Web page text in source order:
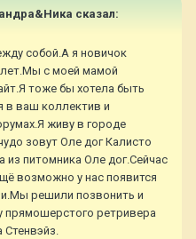
сказал:
собой.А я новичок
с моей мамой
тоже бы хотела быть
в ваш коллектив и
живу в городе
зовут Оле дог Калисто
питомника Оле дог.Сейчас
возможно у нас появится
решили позвонить и
прямошерстого ретривера
Стенвэйз.